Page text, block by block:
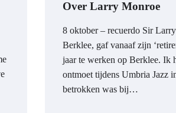
Over Larry Monroe
8 oktober – recuerdo Sir
Berklee, gaf vanaaf zijn
jaar te werken op Berklee. Ik
ontmoet tijdens Umbria Jazz
betrokken was bij…